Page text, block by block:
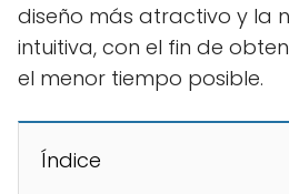
diseño más atractivo y la
intuitiva, con el fin de
el menor tiempo posible.
Índice